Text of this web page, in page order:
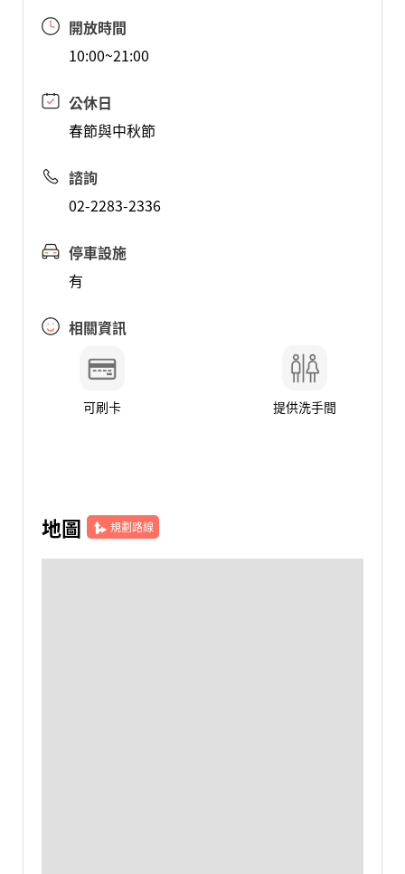
開放時間
10:00~21:00
公休日
春節與中秋節
諮詢
02-2283-2336
停車設施
有
相關資訊
可刷卡 提供洗手間
地圖 規劃路線